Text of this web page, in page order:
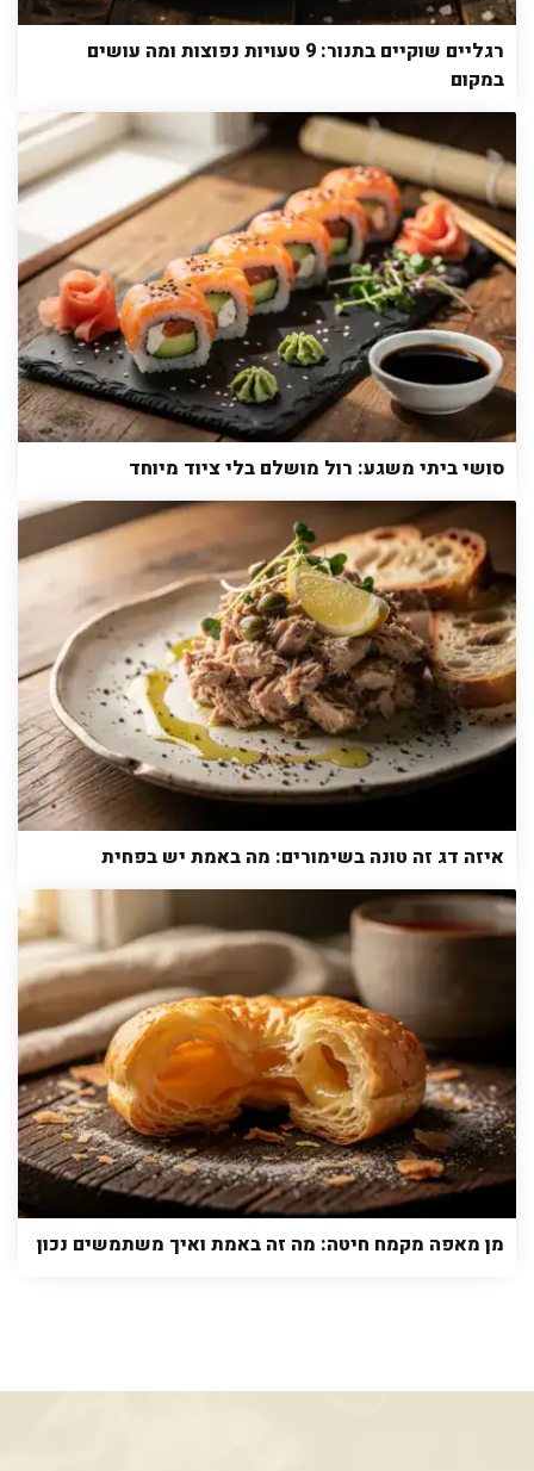
רגליים שוקיים בתנור: 9 טעויות נפוצות ומה עושים
במקום
סושי ביתי משגע: רול מושלם בלי ציוד מיוחד
איזה דג זה טונה בשימורים: מה באמת יש בפחית
מן מאפה מקמח חיטה: מה זה באמת ואיך משתמשים נכון